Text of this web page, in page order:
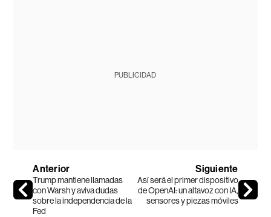
PUBLICIDAD
Anterior
Trump mantiene llamadas
con Warsh y aviva dudas
sobre la independencia de la
Fed
Siguiente
Así será el primer dispositivo
de OpenAI: un altavoz con IA,
sensores y piezas móviles